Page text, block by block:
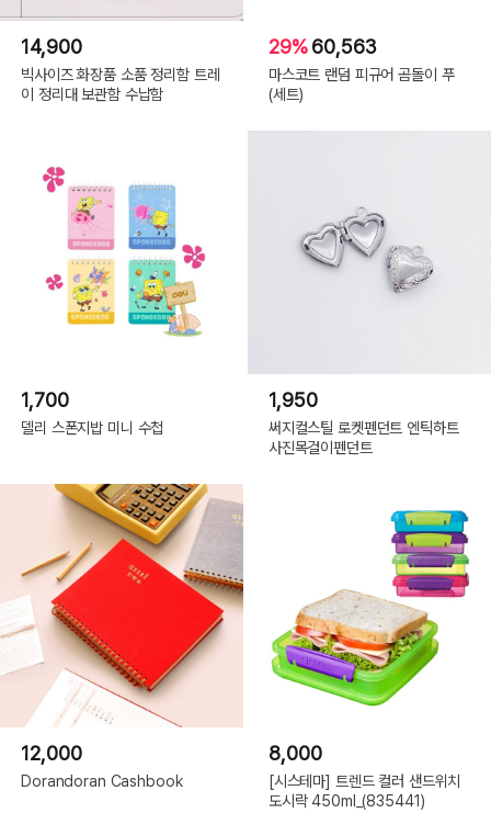
14,900
빅사이즈 화장품 소품 정리함 트레
이 정리대 보관함 수납함
29%60,563
마스코트 랜덤 피규어 곰돌이 푸
(세트)
1,700
델리 스폰지밥 미니 수첩
1,950
써지컬스틸 로켓펜던트 엔틱하트
사진목걸이펜던트
12,000
Dorandoran Cashbook
8,000
[시스테마] 트렌드 컬러 샌드위치
도시락 450ml_(835441)